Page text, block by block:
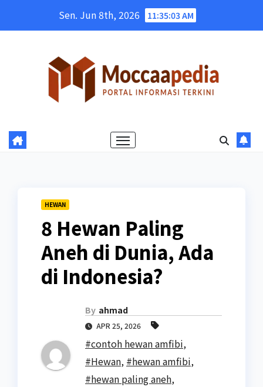
Sen. Jun 8th, 2026 11:35:04 AM
HEWAN
8 Hewan Paling
Aneh di Dunia, Ada
di Indonesia?
By ahmad
APR 25, 2026
#contoh hewan amfibi,
#Hewan, #hewan amfibi,
#hewan paling aneh,